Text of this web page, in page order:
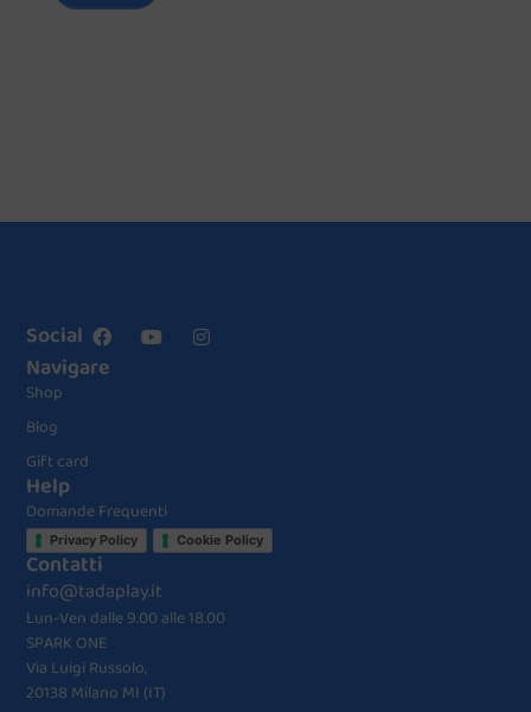
Navigare
Shop
Blog
Gift card
Help
Domande Frequenti
Privacy Policy Cookie Policy
Contatti
info@tadaplay.it
Lun-Ven dalle 9.00 alle 18.00
SPARK ONE
Via Luigi Russolo,
20138 Milano MI (IT)
Social